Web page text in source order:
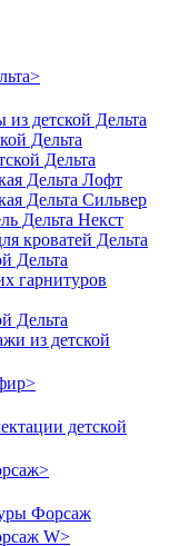
>
детской Дельта
Дельта
Дельта
Дельта Лофт
Дельта Сильвер
Дельта Некст
кроватей Дельта
Дельта
гарнитуров
Дельта
из детской
>
детской
>
Форсаж
W>